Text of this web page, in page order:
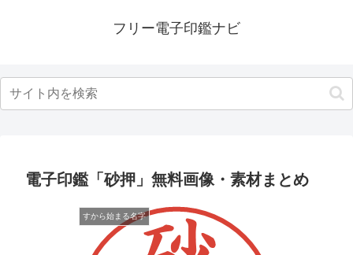
フリー電子印鑑ナビ
電子印鑑「砂押」無料画像・素材まとめ
すから始まる名字